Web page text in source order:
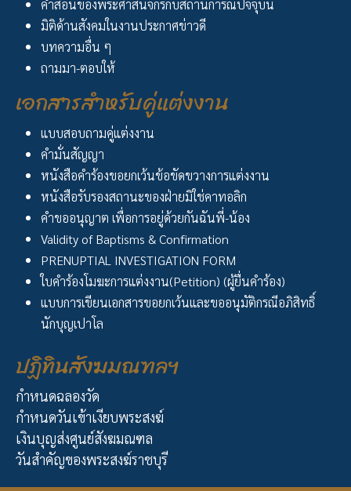
คำสอนของพระศาสนจักรกับสถานการณ์ปัจจุบัน
มิติด้านสังคมในงานประกาศข่าวดี
บทความอื่น ๆ
ถามมา-ตอบให้
เอกสารสำหรับคู่แต่งงาน
แบบสอบถามคู่แต่งงาน
คำมั่นสัญญา
หนังสือคำร้องขอยกเว้นข้อขัดขวางการแต่งงาน
หนังสือรับรองสถานะของฝ่ายมิใช่คาทอลิก
คำขออนุญาต เพื่อการอยู่ด้วยกันฉันพี่-น้อง
Validity of Baptisms & Confirmation
PRENUPTIAL INVESTIGATION FORM
ใบคำร้องโมฆะการแต่งงาน(Petition) (ผู้ยื่นคำร้อง)
แบบการเขียนเอกสารขอยกเว้นและขออนุมัติกรณีอภิสิทธิ์
นักบุญเปาโล
ปฏิทินสังฆมณฑลฯ
กำหนดฉลองวัด
กำหนดวันเข้าเงียบพระสงฆ์
เงินบุญส่งศูนย์สังฆมณฑล
วันสำคัญของพระสงฆ์ราชบุรี